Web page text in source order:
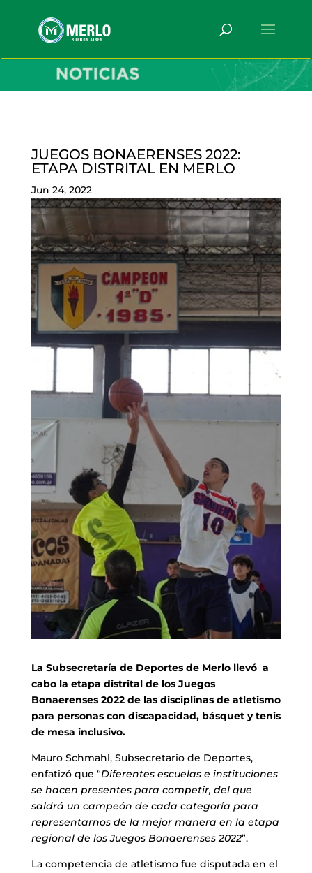
JUEGOS BONAERENSES 2022:
ETAPA DISTRITAL EN MERLO
Jun 24, 2022
La Subsecretaría de Deportes de Merlo llevó a
cabo la etapa distrital de los Juegos
Bonaerenses 2022 de las disciplinas de atletismo
para personas con discapacidad, básquet y tenis
de mesa inclusivo.
Mauro Schmahl, Subsecretario de Deportes,
enfatizó que “Diferentes escuelas e instituciones
se hacen presentes para competir, del que
saldrá un campeón de cada categoría para
representarnos de la mejor manera en la etapa
regional de los Juegos Bonaerenses 2022”.
La competencia de atletismo fue disputada en el